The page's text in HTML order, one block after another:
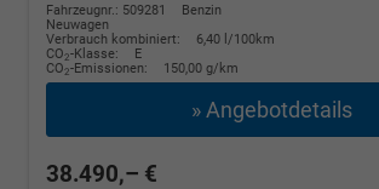
Fahrzeugnr.: 509281
Benzin
Neuwagen
Verbrauch kombiniert:
6,40 l/100km
CO2-Klasse:
E
CO2-Emissionen: 150,00 g/km
» Angebotdetails
38.490,– €